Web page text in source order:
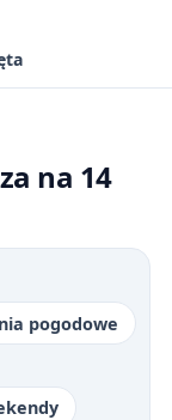
na 14
pogodowe